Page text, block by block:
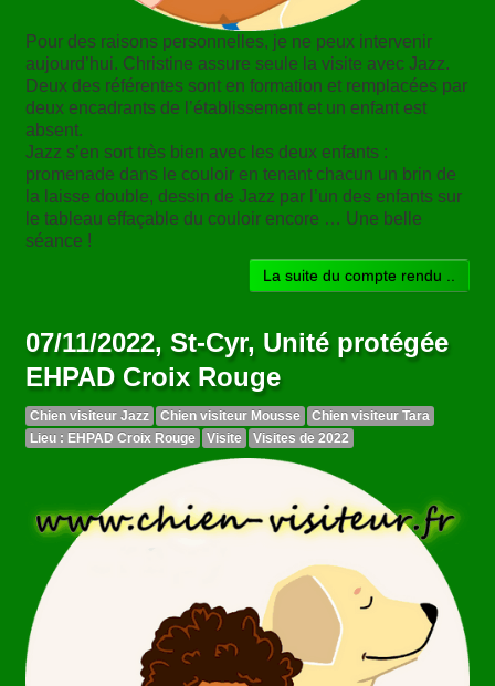
Pour des raisons personnelles, je ne peux intervenir
aujourd’hui. Christine assure seule la visite avec Jazz.
Deux des référentes sont en formation et remplacées par
deux encadrants de l’établissement et un enfant est
absent.
Jazz s’en sort très bien avec les deux enfants :
promenade dans le couloir en tenant chacun un brin de
la laisse double, dessin de Jazz par l’un des enfants sur
le tableau effaçable du couloir encore … Une belle
séance !
La suite du compte rendu ..
07/11/2022, St-Cyr, Unité protégée
EHPAD Croix Rouge
Chien visiteur Jazz Chien visiteur Mousse
Chien visiteur Tara
Lieu : EHPAD Croix Rouge
Visite Visites de 2022